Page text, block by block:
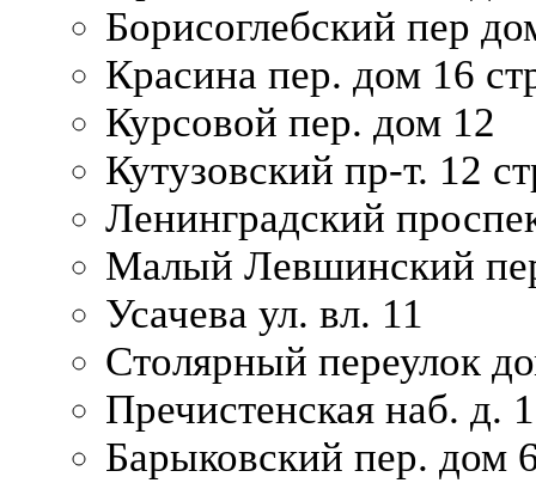
Борисоглебский пер
Красина пер. дом 16
Курсовой пер. дом 12
Кутузовский пр-т. 12
Ленинградский
Малый Левшинский
Усачева ул. вл. 11
Столярный переулок
Пречистенская наб. д.
Барыковский пер. дом